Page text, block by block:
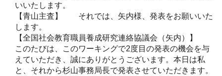
いいたします。
【青山主査】 それでは、矢内様、発表をお願いいた
します。
【全国社会教育職員養成研究連絡協議会（矢内）】
このたびは、このワーキングで2度目の発表の機会を与
えていただき、誠にありがとうございます。本日は私
と、それから杉山事務局長で発表させていただきます。